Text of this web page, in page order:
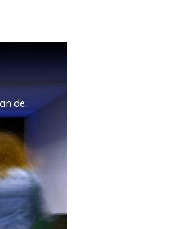
de